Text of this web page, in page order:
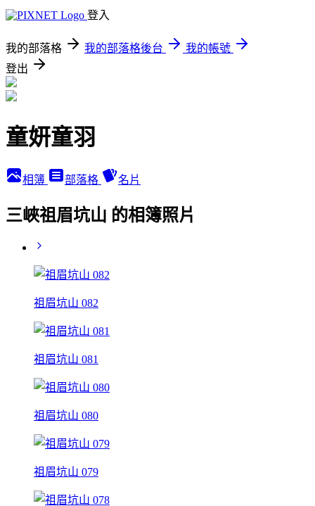
登入
我的部落格 我的部落格後台
我的帳號
登出
童妍童羽
相簿 部落格 名片
三峽祖眉坑山 的相簿照片
祖眉坑山 082
祖眉坑山 081
祖眉坑山 080
祖眉坑山 079